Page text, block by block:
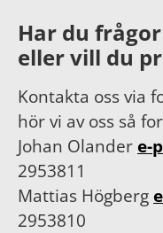
Har du
eller vill du
Kontakta oss via
hör vi av oss så
Johan Olander e-
2953811
Mattias Högberg
2953810